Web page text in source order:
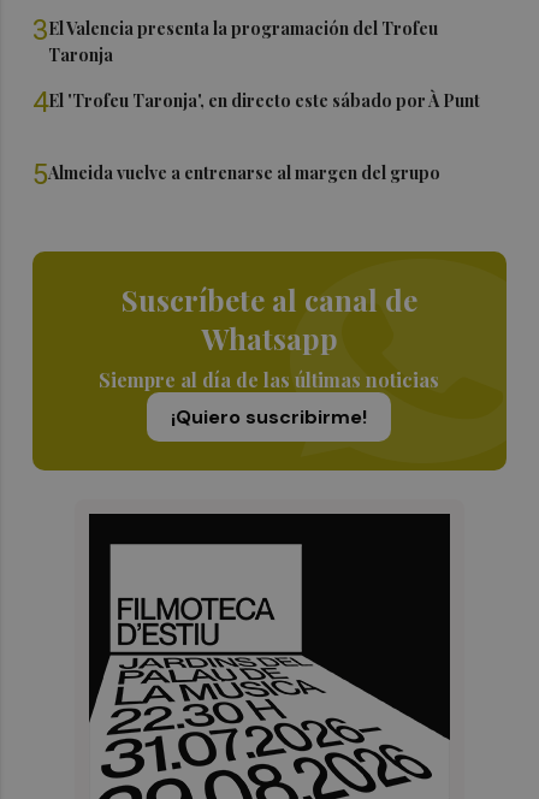
3El Valencia presenta la programación del Trofeu
Taronja
4El 'Trofeu Taronja', en directo este sábado por À Punt
5Almeida vuelve a entrenarse al margen del grupo
Suscríbete al canal de
Whatsapp
Siempre al día de las últimas noticias
¡Quiero suscribirme!